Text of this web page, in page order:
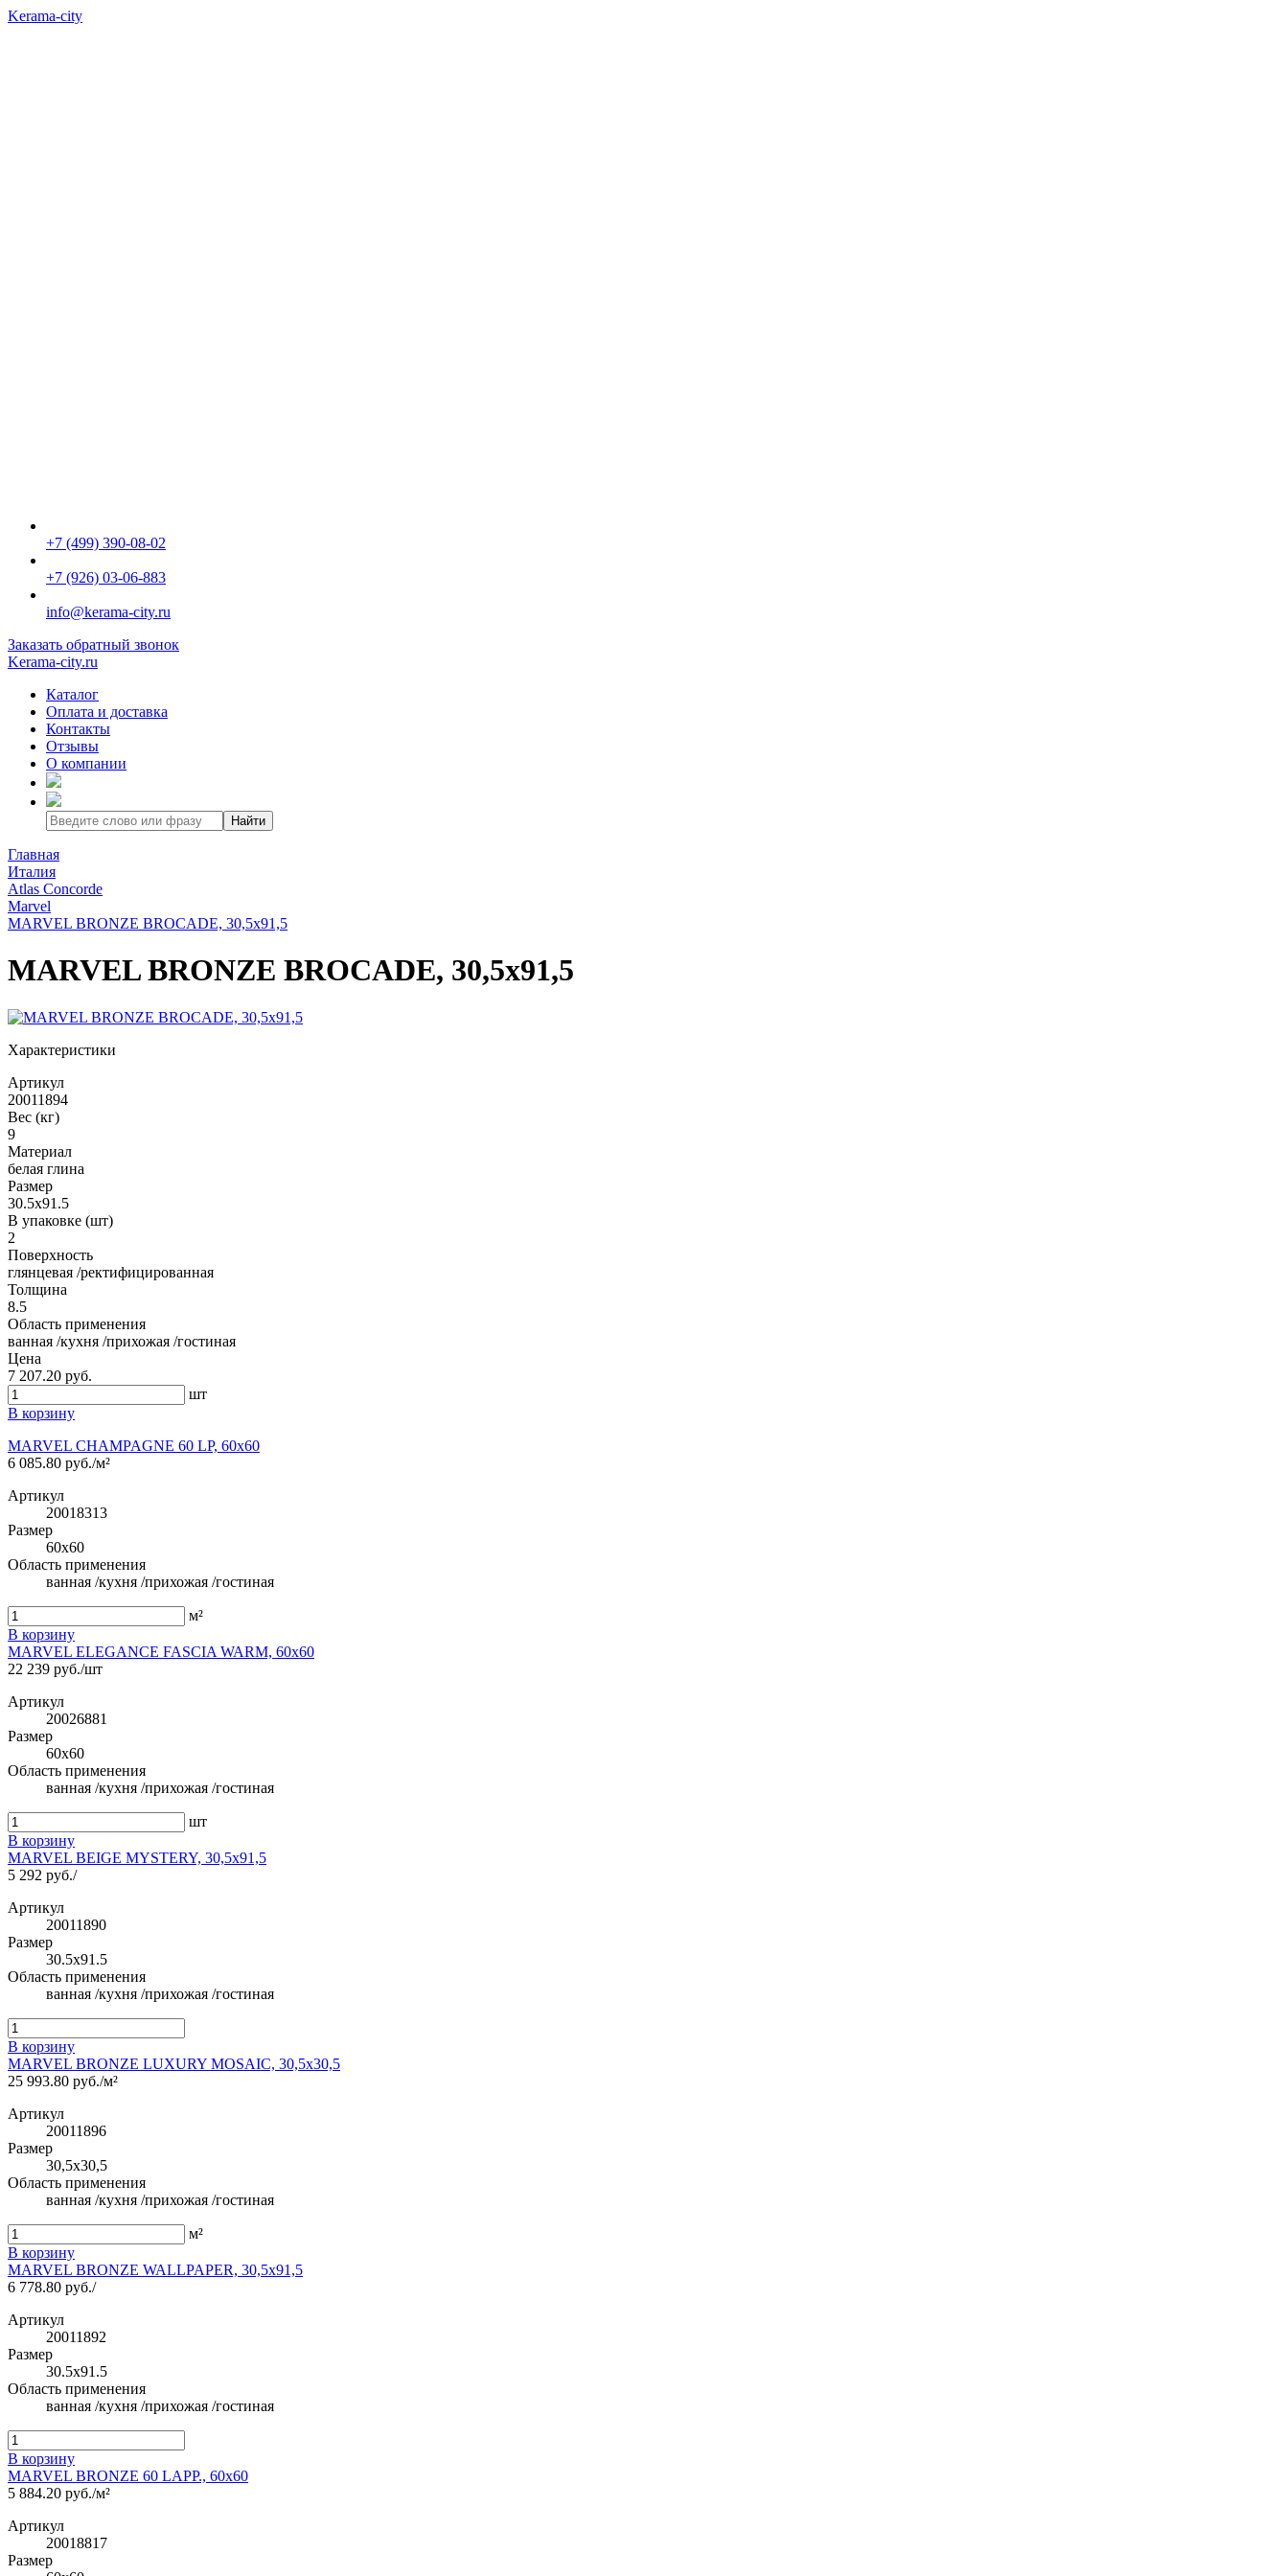
Kerama-city
+7 (499) 390-08-02
+7 (926) 03-06-883
info@kerama-city.ru
Заказать обратный звонок
Kerama-city.ru
Каталог
Оплата и доставка
Контакты
Отзывы
О компании
Найти
Главная
Италия
Atlas Concorde
Marvel
MARVEL BRONZE BROCADE, 30,5x91,5
MARVEL BRONZE BROCADE, 30,5x91,5
Характеристики
Артикул
20011894
Вес (кг)
9
Материал
белая глина
Размер
30.5x91.5
В упаковке (шт)
2
Поверхность
глянцевая /ректифицированная
Толщина
8.5
Область применения
ванная /кухня /прихожая /гостиная
Цена
7 207.20 руб.
шт
В корзину
MARVEL CHAMPAGNE 60 LP, 60x60
6 085.80 руб./м²
Артикул
20018313
Размер
60x60
Область применения
ванная /кухня /прихожая /гостиная
м²
В корзину
MARVEL ELEGANCE FASCIA WARM, 60x60
22 239 руб./шт
Артикул
20026881
Размер
60x60
Область применения
ванная /кухня /прихожая /гостиная
шт
В корзину
MARVEL BEIGE MYSTERY, 30,5x91,5
5 292 руб./
Артикул
20011890
Размер
30.5x91.5
Область применения
ванная /кухня /прихожая /гостиная
В корзину
MARVEL BRONZE LUXURY MOSAIC, 30,5x30,5
25 993.80 руб./м²
Артикул
20011896
Размер
30,5x30,5
Область применения
ванная /кухня /прихожая /гостиная
м²
В корзину
MARVEL BRONZE WALLPAPER, 30,5x91,5
6 778.80 руб./
Артикул
20011892
Размер
30.5x91.5
Область применения
ванная /кухня /прихожая /гостиная
В корзину
MARVEL BRONZE 60 LAPP., 60x60
5 884.20 руб./м²
Артикул
20018817
Размер